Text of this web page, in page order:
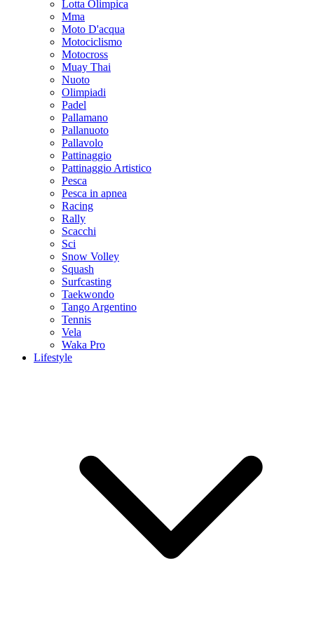
Lotta Olimpica
Mma
Moto D'acqua
Motociclismo
Motocross
Muay Thai
Nuoto
Olimpiadi
Padel
Pallamano
Pallanuoto
Pallavolo
Pattinaggio
Pattinaggio Artistico
Pesca
Pesca in apnea
Racing
Rally
Scacchi
Sci
Snow Volley
Squash
Surfcasting
Taekwondo
Tango Argentino
Tennis
Vela
Waka Pro
Lifestyle